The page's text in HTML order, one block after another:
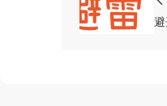
侵权处理